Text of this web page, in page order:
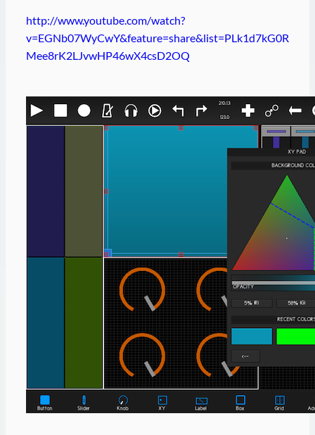
http://www.youtube.com/watch?
v=EGNb07WyCwY&feature=share&list=PLk1d7kG0R
Mee8rK2LJvwHP46wX4csD2OQ